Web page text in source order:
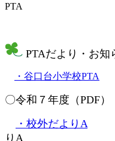
PTA
PTAだより・お知
・谷口台小学校PTA
〇令和７年度
・校外だよりA
りA